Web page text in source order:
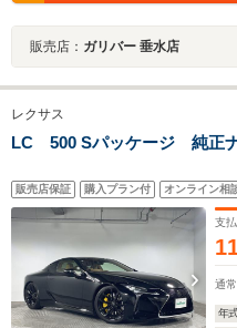
販売店： ガリバー 垂水店
レクサス
LC 500 Sパッケージ 純正
販売店保証 購入プラン付 オンライン相
支
通
年